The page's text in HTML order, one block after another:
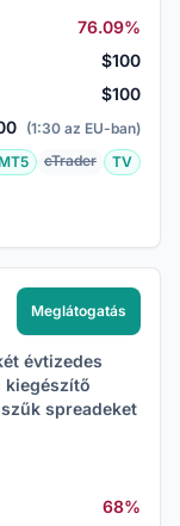
76.09%
$100
$100
(1:30 az EU-ban)
cTrader TV
Meglátogatás
évtizedes
kiegészítő
spreadeket
68%